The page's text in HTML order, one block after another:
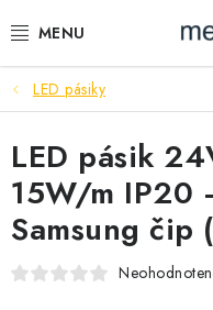
na
PRIEMYSEL
SVIETIDLÁ
ŽIAROVKY A TRUBICE
PRACOVNÉ SVIETIDLÁ
LED pásiky
LED pásik
15W/m IP20
Samsung čip